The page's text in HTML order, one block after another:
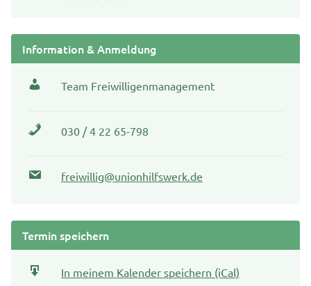
Information & Anmeldung
Team Freiwilligenmanagement
030 / 4 22 65-798
freiwillig@unionhilfswerk.de
Termin speichern
In meinem Kalender speichern (iCal)